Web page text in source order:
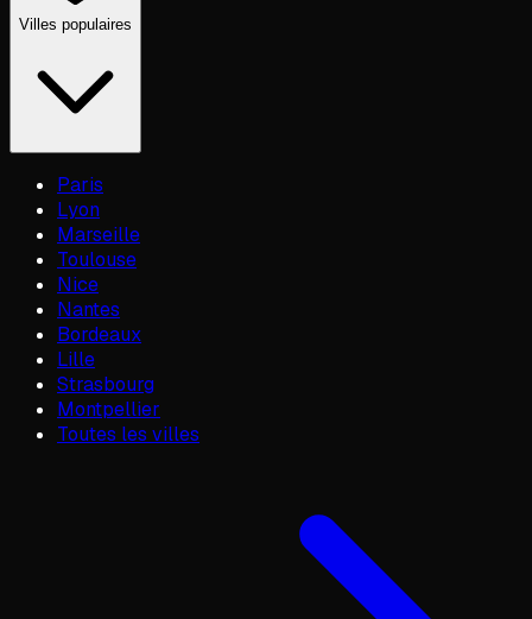
Villes populaires
Paris
Lyon
Marseille
Toulouse
Nice
Nantes
Bordeaux
Lille
Strasbourg
Montpellier
Toutes les villes